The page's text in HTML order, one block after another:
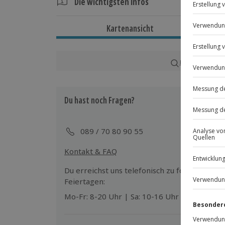
Gesamtdauer: ca. 140 Minuten
Reine Erlebnisdauer: ca. 120 Minuten
Ganzjährig zu bestimmten Terminen
Körpergröße: mind. 1,40 m, max. 2,10
Gewicht: max. 115 kg
Teilnahme für Personen mit
Veranstalter möglich
Teilnehmer
Gutschein gültig für 2 Personen
Kartenansicht
Karte in
Du hast noch Fragen?
089 / 70 80 90 55
Kontakt & FAQ
Du erreichst uns telefonisch zu folgenden
Feiertagen:
Mo-Fr: 8-20 Uhr | Sa: 10-16 Uhr